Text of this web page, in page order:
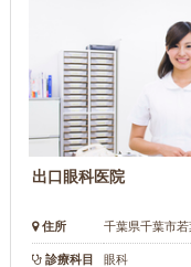
出口眼科医院
住所 千葉県千葉市
診療科目 眼科